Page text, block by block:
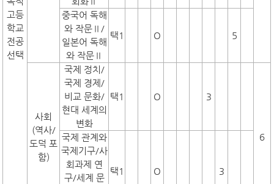
고등
학교
전공
선택
중국어 독해
와 작문Ⅱ/
일본어 독해
와 작문Ⅱ
택1 O 5
사회
(역사/
도덕 포
함)
국제 정치/
국제 경제/
비교 문화/
현대 세계의
변화
택1 O 3
6
국제 관계와
국제기구/사
회과제 연
구/세계 문
택1 O 3